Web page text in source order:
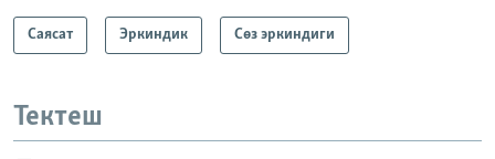
Саясат Эркиндик Сөз эркиндиги
Тектеш